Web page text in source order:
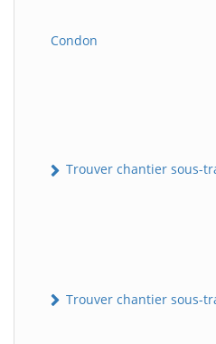
Condon
Trouver chantier sous-
Trouver chantier sous-